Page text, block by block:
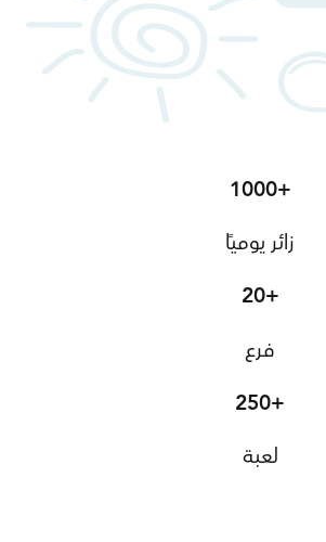
1000+
زائر يوميًا
20+
فرع
250+
لعبة